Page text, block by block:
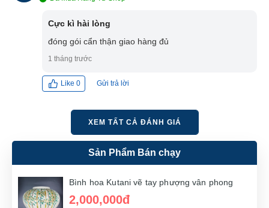
Cực kì hài lòng
đóng gói cẩn thận giao hàng đủ
1 tháng trước
Like 0 Gửi trả lời
XEM TẤT CẢ ĐÁNH GIÁ
Sản Phẩm Bán chạy
Bình hoa Kutani vẽ tay phượng vân phong
2,000,000đ